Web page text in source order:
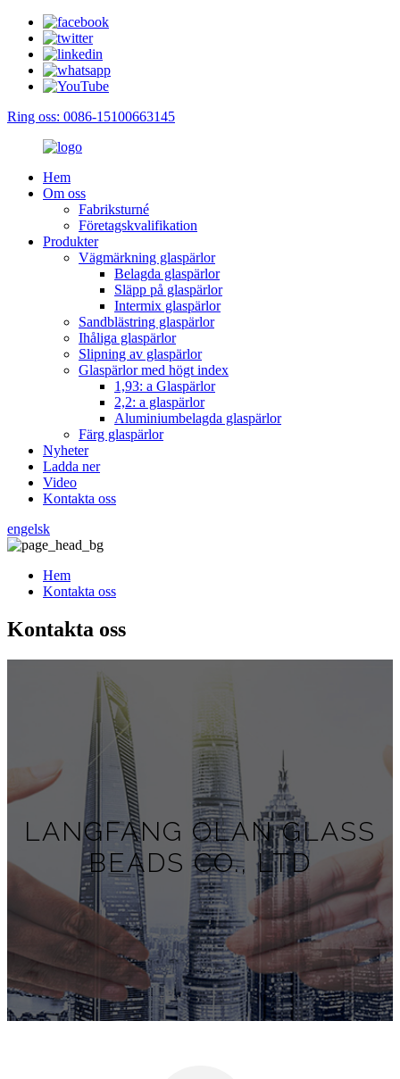
Ring oss: 0086-15100663145
Hem
Om oss
Fabriksturné
Företagskvalifikation
Produkter
Vägmärkning glaspärlor
Belagda glaspärlor
Släpp på glaspärlor
Intermix glaspärlor
Sandblästring glaspärlor
Ihåliga glaspärlor
Slipning av glaspärlor
Glaspärlor med högt index
1,93: a Glaspärlor
2,2: a glaspärlor
Aluminiumbelagda glaspärlor
Färg glaspärlor
Nyheter
Ladda ner
Video
Kontakta oss
engelsk
Hem
Kontakta oss
Kontakta oss
LANGFANG OLAN GLASS
BEADS CO., LTD